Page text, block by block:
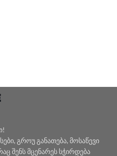
გროუ განათება, მოსაწევი
შენს მცენარეს სჭირდება